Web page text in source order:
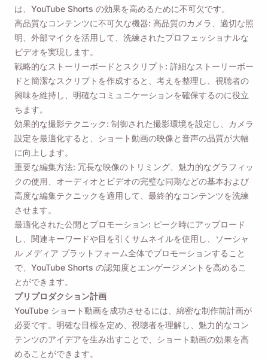
は、YouTube Shorts の効果を高めるために不可欠です。
高品質なコンテンツに不可欠な機器: 高品質のカメラ、適切な照
明、外部マイクを活用して、洗練されたプロフェッショナルな
ビデオを実現します。
戦略的なストーリーボードとスクリプト: 詳細なストーリーボー
ドと簡潔なスクリプトを作成すると、考えを整理し、視聴者の
興味を維持し、明確なコミュニケーションを確保するのに役立
ちます。
効果的な撮影テクニック: 制御された撮影環境を設定し、カメラ
設定を最適化すると、ショート動画の映像と音声の品質が大幅
に向上します。
重要な編集方法: 冗長な映像のトリミング、魅力的なグラフィッ
クの使用、オーディオとビデオの完璧な同期などの基本および
高度な編集テクニックを適用して、最終的なコンテンツを洗練
させます。
最適化された公開とプロモーション: ピーク時にアップロード
し、関連キーワードや目を引くサムネイルを使用し、ソーシャ
ル メディア プラットフォーム全体でプロモーションすること
で、YouTube Shorts の認知度とエンゲージメントを高めるこ
とができます。
プリプロダクション計画
YouTube ショート動画を成功させるには、綿密な制作前計画が
必要です。明確な目標を定め、視聴者を理解し、魅力的なコン
テンツのアイデアを生み出すことで、ショート動画の効果を高
めることができます。